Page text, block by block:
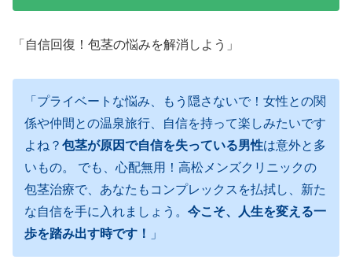
「自信回復！包茎の悩みを解消しよう」
「プライベートな悩み、もう隠さないで！女性との関
係や仲間との温泉旅行、自信を持って楽しみたいです
よね？ 包茎が原因で自信を失っている男性は意外と多
いもの。 でも、心配無用！高松メンズクリニックの
包茎治療で、あなたもコンプレックスを払拭し、新た
な自信を手に入れましょう。 今こそ、人生を変える一
歩を踏み出す時です！
」